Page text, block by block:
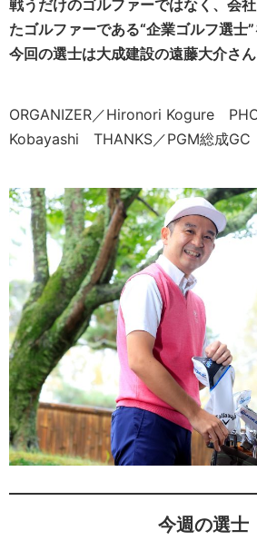
戦うだけのゴルファーではなく、会
たゴルファーである“企業ゴルフ選士”
今回の選士は大成建設の遠藤大介さん
ORGANIZER／Hironori Kogure
Kobayashi THANKS／PGM総成GC
今週の選士